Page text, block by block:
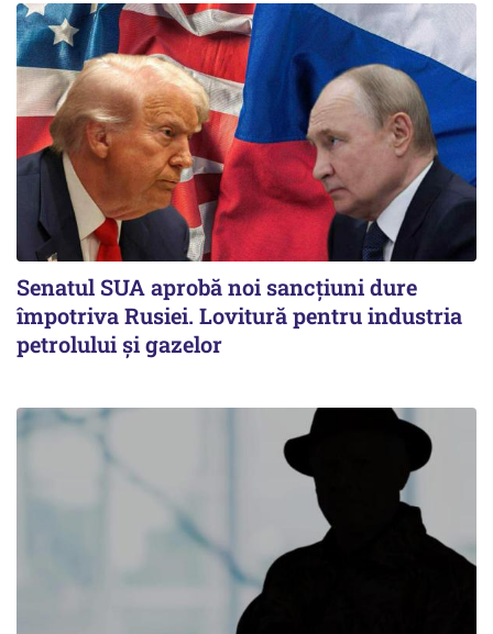
Senatul SUA aprobă noi sancțiuni dure
împotriva Rusiei. Lovitură pentru industria
petrolului și gazelor